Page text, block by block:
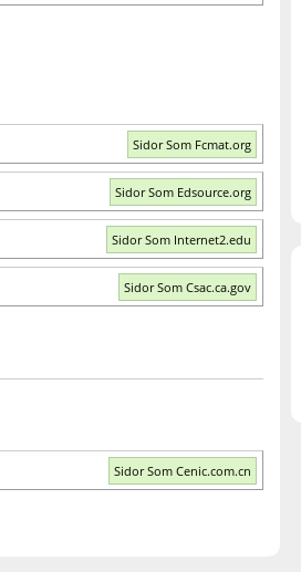
Sidor Som Fcmat.org
Sidor Som Edsource.org
Sidor Som Internet2.edu
Sidor Som Csac.ca.gov
Sidor Som Cenic.com.cn